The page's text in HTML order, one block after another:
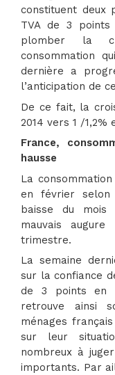
constituent deux
TVA de 3
plomber la
consommation
dernière a
l’anticipation de
De ce fait, la
2014 vers 1 /1,2%
France,
hausse
La
en février selon
baisse du
mauvais
trimestre.
La semaine
sur la confiance
de 3 points en
retrouve ainsi
ménages
sur leur
nombreux à
importants. Par